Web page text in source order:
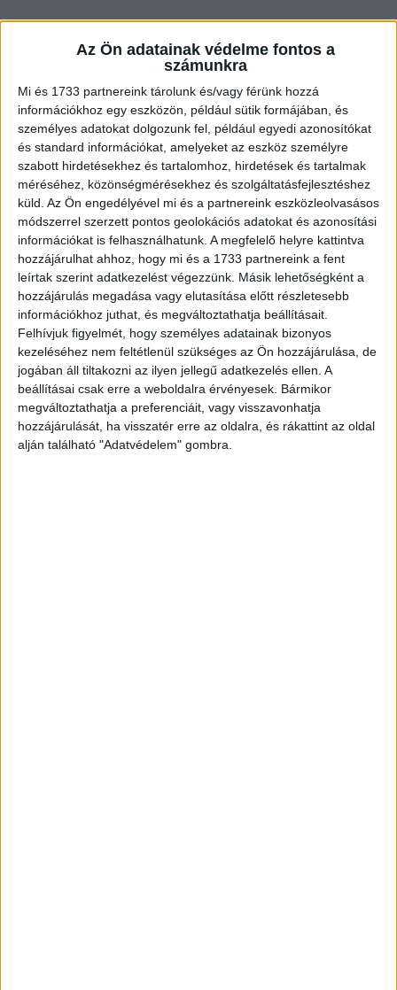
Az Ön adatainak védelme fontos a
számunkra
Mi és 1733 partnereink tárolunk és/vagy férünk hozzá
információkhoz egy eszközön, például sütik formájában, és
személyes adatokat dolgozunk fel, például egyedi azonosítókat
és standard információkat, amelyeket az eszköz személyre
szabott hirdetésekhez és tartalomhoz, hirdetések és tartalmak
méréséhez, közönségmérésekhez és szolgáltatásfejlesztéshez
küld. Az Ön engedélyével mi és a partnereink eszközleolvasásos
módszerrel szerzett pontos geolokációs adatokat és azonosítási
információkat is felhasználhatunk. A megfelelő helyre kattintva
hozzájárulhat ahhoz, hogy mi és a 1733 partnereink a fent
leírtak szerint adatkezelést végezzünk. Másik lehetőségként a
hozzájárulás megadása vagy elutasítása előtt részletesebb
információkhoz juthat, és megváltoztathatja beállításait.
Felhívjuk figyelmét, hogy személyes adatainak bizonyos
kezeléséhez nem feltétlenül szükséges az Ön hozzájárulása, de
jogában áll tiltakozni az ilyen jellegű adatkezelés ellen. A
beállításai csak erre a weboldalra érvényesek. Bármikor
megváltoztathatja a preferenciáit, vagy visszavonhatja
hozzájárulását, ha visszatér erre az oldalra, és rákattint az oldal
alján található "Adatvédelem" gombra.
– Hajlandó velem megszökni ma éjjel?